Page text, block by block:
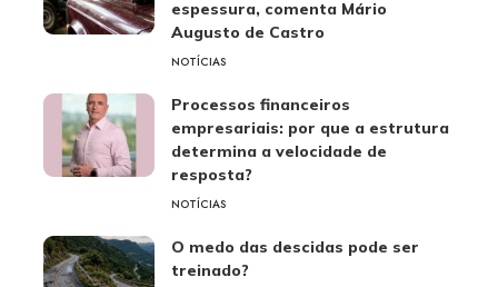
espessura, comenta Mário
Augusto de Castro
NOTÍCIAS
Processos financeiros
empresariais: por que a estrutura
determina a velocidade de
resposta?
NOTÍCIAS
O medo das descidas pode ser
treinado?